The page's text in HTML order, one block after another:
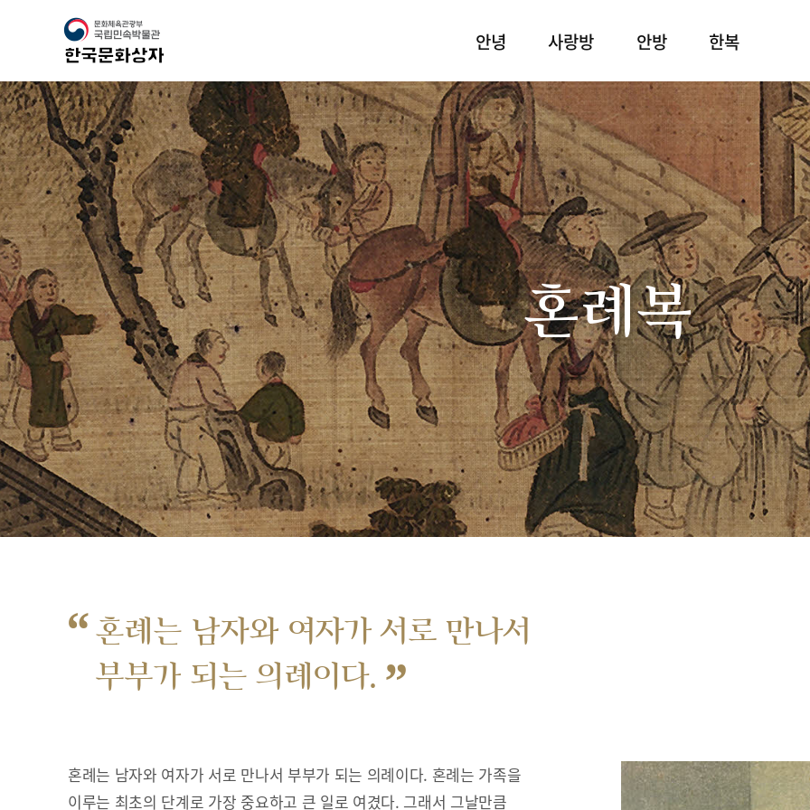
안녕 사랑방 안방 한복
혼례복
“혼례는 남자와 여자가 서로 만나서
부부가 되는 의례이다. ”
혼례는 남자와 여자가 서로 만나서 부부가 되는 의례이다. 혼례는 가족을
이루는 최초의 단계로 가장 중요하고 큰 일로 여겼다. 그래서 그날만큼